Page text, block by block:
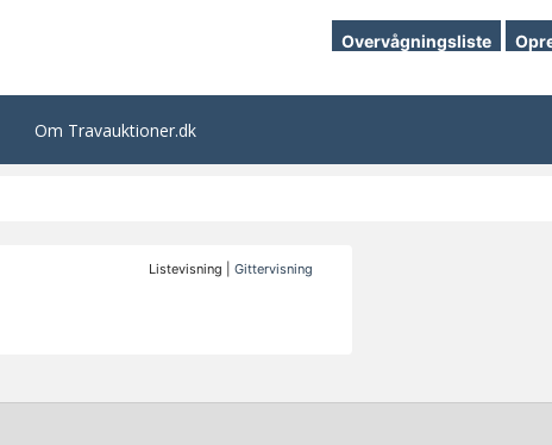
Overvågningsliste
Om Travauktioner.dk
Listevisning |Gittervisning